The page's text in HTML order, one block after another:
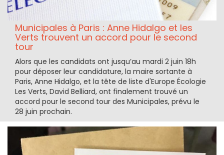
Municipales à Paris : Anne Hidalgo et les
Verts trouvent un accord pour le second
tour
Alors que les candidats ont jusqu’au mardi 2 juin 18h
pour déposer leur candidature, la maire sortante à
Paris, Anne Hidalgo, et la tête de liste d'Europe Écologie
Les Verts, David Belliard, ont finalement trouvé un
accord pour le second tour des Municipales, prévu le
28 juin prochain.